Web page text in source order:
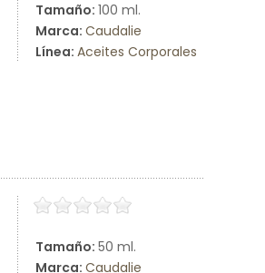
Tamaño: 100 ml.
Marca: Caudalie
Línea: Aceites Corporales
Tamaño: 50 ml.
Marca: Caudalie